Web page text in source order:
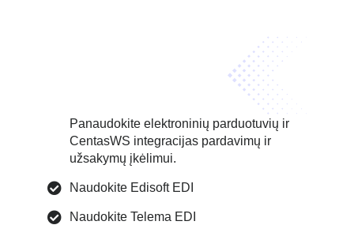
Panaudokite elektroninių parduotuvių ir
CentasWS integracijas pardavimų ir
užsakymų įkėlimui.
Naudokite Edisoft EDI
Naudokite Telema EDI